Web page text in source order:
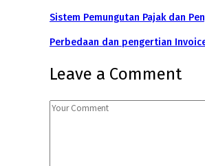
Sistem Pemungutan Pajak dan
Perbedaan dan pengertian
Leave a Comment